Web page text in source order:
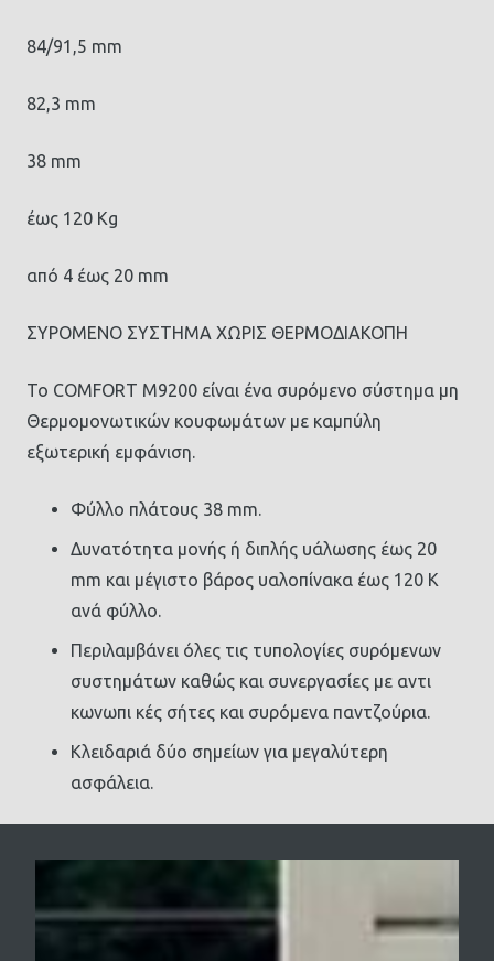
84/91,5 mm
82,3 mm
38 mm
έως 120 Kg
από 4 έως 20 mm
ΣΥΡΟΜΕΝΟ ΣΥΣΤΗΜΑ ΧΩΡΙΣ ΘΕΡΜΟΔΙΑΚΟΠΗ
Το COMFORT Μ9200 είναι ένα συρόμενο σύστημα μη
Θερμομονωτικών κουφωμάτων με καμπύλη
εξωτερική εμφάνιση.
Φύλλο πλάτους 38 mm.
Δυνατότητα μονής ή διπλής υάλωσης έως 20
mm και μέγιστο βάρος υαλοπίνακα έως 120 Κ
ανά φύλλο.
Περιλαμβάνει όλες τις τυπολογίες συρόμενων
συστημάτων καθώς και συνεργασίες με αντι
κωνωπι κές σήτες και συρόμενα παντζούρια.
Κλειδαριά δύο σημείων για μεγαλύτερη
ασφάλεια.